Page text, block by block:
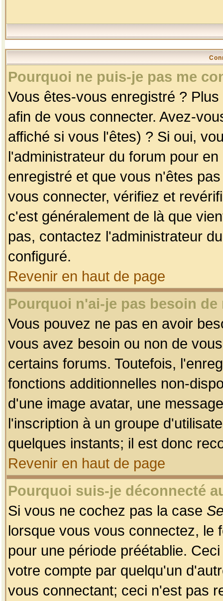
Pourquoi ne puis-je pas me
Vous êtes-vous enregistré ?
afin de vous connecter. Avez-
affiché si vous l'êtes) ? Si oui,
l'administrateur du forum pour
enregistré et que vous n'êtes
vous connecter, vérifiez et
c'est généralement de là que
pas, contactez l'administrateur
configuré.
Revenir en haut de page
Pourquoi n'ai-je pas besoin
Vous pouvez ne pas en avoir
vous avez besoin ou non de
certains forums. Toutefois,
fonctions additionnelles non-
d'une image avatar, une
l'inscription à un groupe
quelques instants; il est donc
Revenir en haut de page
Pourquoi suis-je déconnecté
Si vous ne cochez pas la case
lorsque vous vous connectez, le
pour une période préétablie.
votre compte par quelqu'un
vous connectant; ceci n'est pas